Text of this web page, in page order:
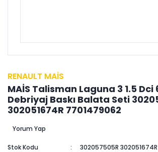
RENAULT MAİS
MAİS Talisman Laguna 3 1.5 Dci
Debriyaj Baskı Balata Seti
302051674R 7701479062
Yorum Yap
Stok Kodu
302057505R